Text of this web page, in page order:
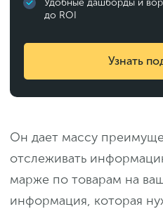
до ROI
Узнать
Он дает массу
отслеживать
марже по товарам на
информация, которая